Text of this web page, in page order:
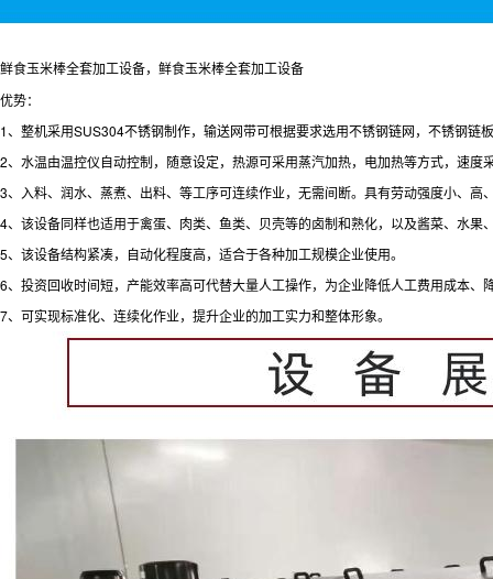
鲜食玉米棒全套加工设备，鲜食玉米棒全套加工设备
优势：
1、整机采用SUS304不锈钢制作，输送网带可根据要求选用不锈钢链网，不锈钢链
2、水温由温控仪自动控制，随意设定，热源可采用蒸汽加热，电加热等方式，速
3、入料、润水、蒸煮、出料、等工序可连续作业，无需间断。具有劳动强度小、高
4、该设备同样也适用于禽蛋、肉类、鱼类、贝壳等的卤制和熟化，以及酱菜、水果
5、该设备结构紧凑，自动化程度高，适合于各种加工规模企业使用。
6、投资回收时间短，产能效率高可代替大量人工操作，为企业降低人工费用成本、
7、可实现标准化、连续化作业，提升企业的加工实力和整体形象。